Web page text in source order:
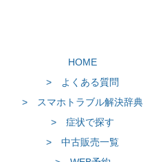
HOME
> よくある質問
> スマホトラブル解決辞典
> 症状で探す
> 中古販売一覧